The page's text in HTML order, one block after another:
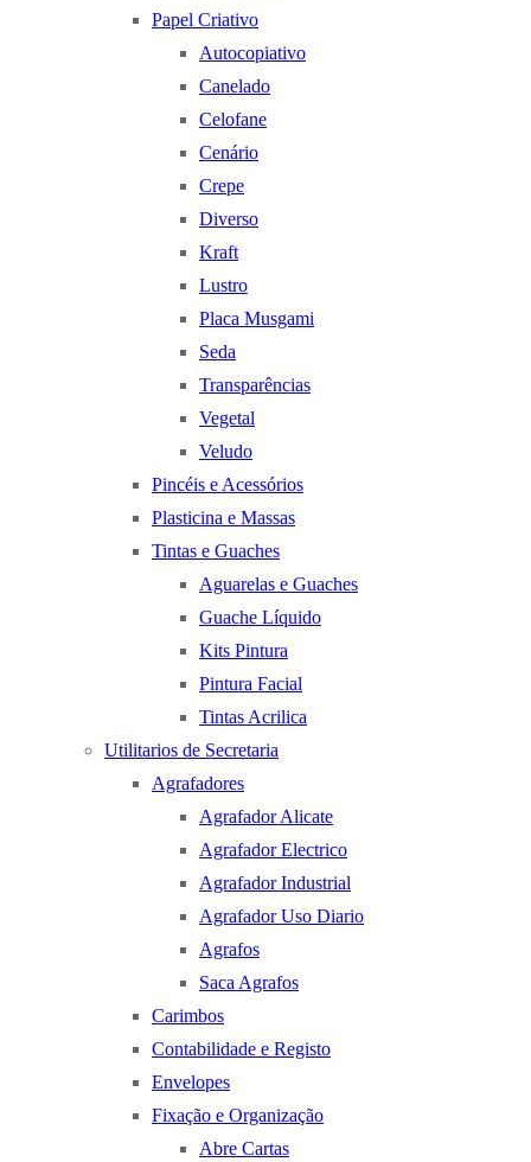
Papel Criativo
Autocopiativo
Canelado
Celofane
Cenário
Crepe
Diverso
Kraft
Lustro
Placa Musgami
Seda
Transparências
Vegetal
Veludo
Pincéis e Acessórios
Plasticina e Massas
Tintas e Guaches
Aguarelas e Guaches
Guache Líquido
Kits Pintura
Pintura Facial
Tintas Acrilica
Utilitarios de Secretaria
Agrafadores
Agrafador Alicate
Agrafador Electrico
Agrafador Industrial
Agrafador Uso Diario
Agrafos
Saca Agrafos
Carimbos
Contabilidade e Registo
Envelopes
Fixação e Organização
Abre Cartas